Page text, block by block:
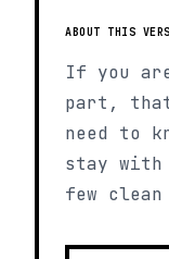
ABOUT THIS
If you
part,
need to
stay
few